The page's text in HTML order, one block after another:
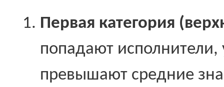
Первая категория
попадают исполнители,
превышают средние